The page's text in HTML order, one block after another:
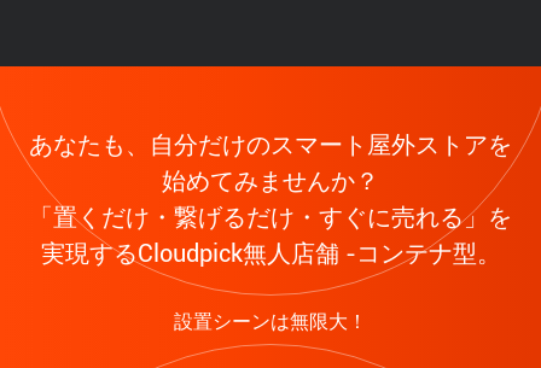
あなたも、自分だけのスマート屋外ストアを
始めてみませんか？
「置くだけ・繋げるだけ・すぐに売れる」を
実現するCloudpick無人店舗 -コンテナ型。
設置シーンは無限大！